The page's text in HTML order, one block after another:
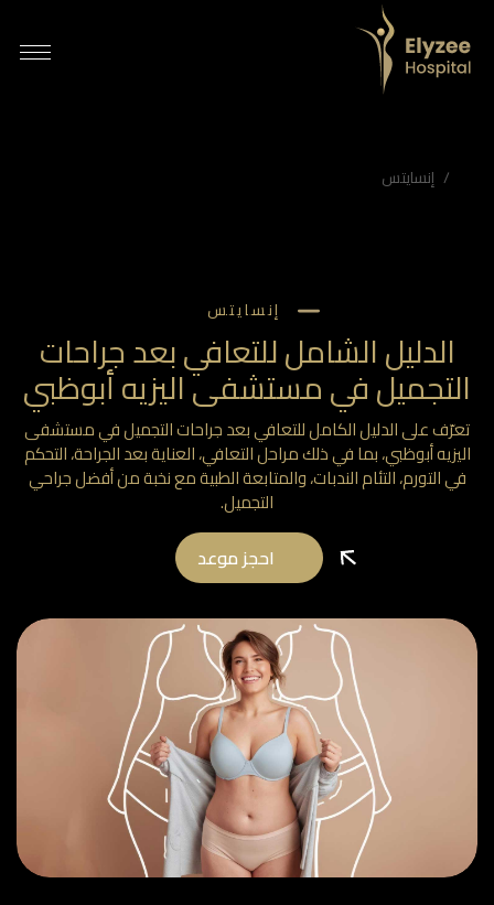
إنسايتس
إنسايتس
الدليل الشامل للتعافي بعد جراحات
التجميل في مستشفى اليزيه أبوظبي
تعرّف على الدليل الكامل للتعافي بعد جراحات التجميل في مستشفى
اليزيه أبوظبي، بما في ذلك مراحل التعافي، العناية بعد الجراحة، التحكم
في التورم، التئام الندبات، والمتابعة الطبية مع نخبة من أفضل جراحي
التجميل.
احجز موعد